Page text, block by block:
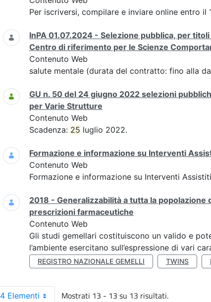
Per iscriversi, compilare e inviare online entro il
InPA 01.07.2024 - Selezione pubblica, per
Centro di riferimento per le Scienze
Contenuto Web
salute mentale (durata del contratto: fino alla
GU n. 50 del 24 giugno 2022 selezioni
per Varie Strutture
Contenuto Web
Scadenza: 25 luglio 2022.
Formazione e informazione su Interventi
Contenuto Web
Formazione e informazione su Interventi
2018 - Generalizzabilità a tutta la
prescrizioni farmaceutiche
Contenuto Web
Gli studi gemellari costituiscono un valido e
l’ambiente esercitano sull’espressione di vari
REGISTRO NAZIONALE GEMELLI TWINS
4 Elementi Mostrati 13 - 13 su 13 risultati.